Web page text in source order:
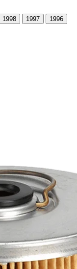
1998 1997
1996